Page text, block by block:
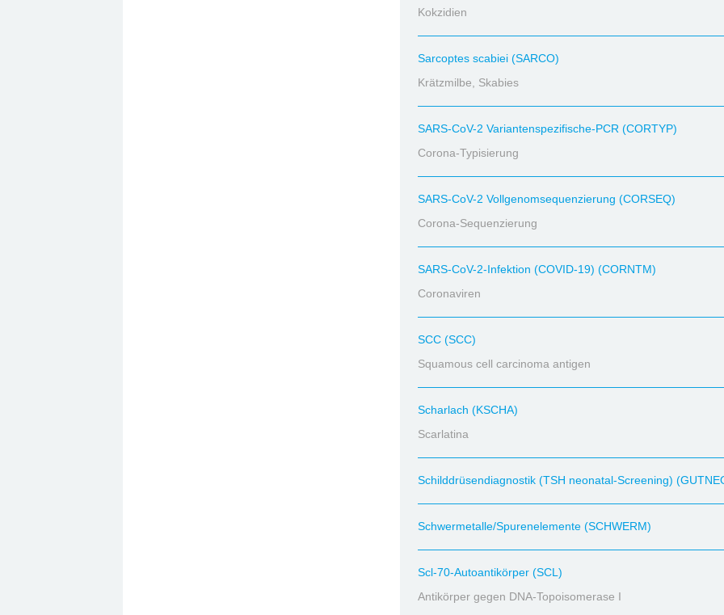
Kokzidien
Sarcoptes scabiei (SARCO)
Krätzmilbe, Skabies
SARS-CoV-2 Variantenspezifische-PCR (CORTYP)
Corona-Typisierung
SARS-CoV-2 Vollgenomsequenzierung (CORSEQ)
Corona-Sequenzierung
SARS-CoV-2-Infektion (COVID-19) (CORNTM)
Coronaviren
SCC (SCC)
Squamous cell carcinoma antigen
Scharlach (KSCHA)
Scarlatina
Schilddrüsendiagnostik (TSH neonatal-Screening)
Schwermetalle/Spurenelemente (SCHWERM)
Scl-70-Autoantikörper (SCL)
Antikörper gegen DNA-Topoisomerase I